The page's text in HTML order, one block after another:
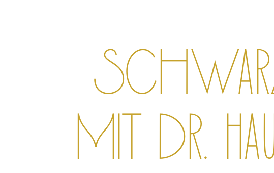
Schwarz
mit Dr.